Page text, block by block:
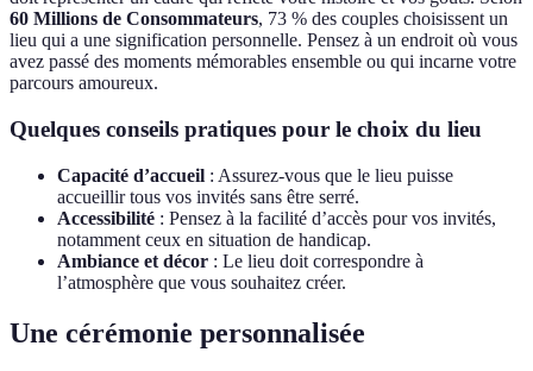
60 Millions de Consommateurs, 73 % des couples choisissent un
lieu qui a une signification personnelle. Pensez à un endroit où vous
avez passé des moments mémorables ensemble ou qui incarne votre
parcours amoureux.
Quelques conseils pratiques pour le choix du lieu
Capacité d’accueil : Assurez-vous que le lieu puisse
accueillir tous vos invités sans être serré.
Accessibilité : Pensez à la facilité d’accès pour vos invités,
notamment ceux en situation de handicap.
Ambiance et décor : Le lieu doit correspondre à
l’atmosphère que vous souhaitez créer.
Une cérémonie personnalisée